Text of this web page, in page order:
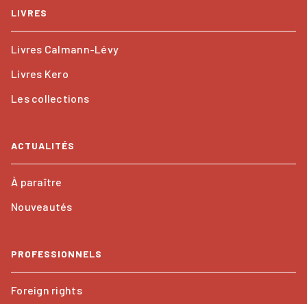
LIVRES
Livres Calmann-Lévy
Livres Kero
Les collections
ACTUALITÉS
À paraître
Nouveautés
PROFESSIONNELS
Foreign rights